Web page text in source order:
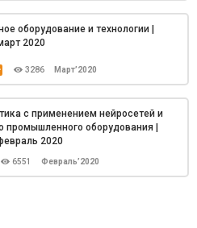
3286 Март’2020
оборудование и технологии |
2020
6551 Февраль’2020
с применением нейросетей и
промышленного оборудования |
2020